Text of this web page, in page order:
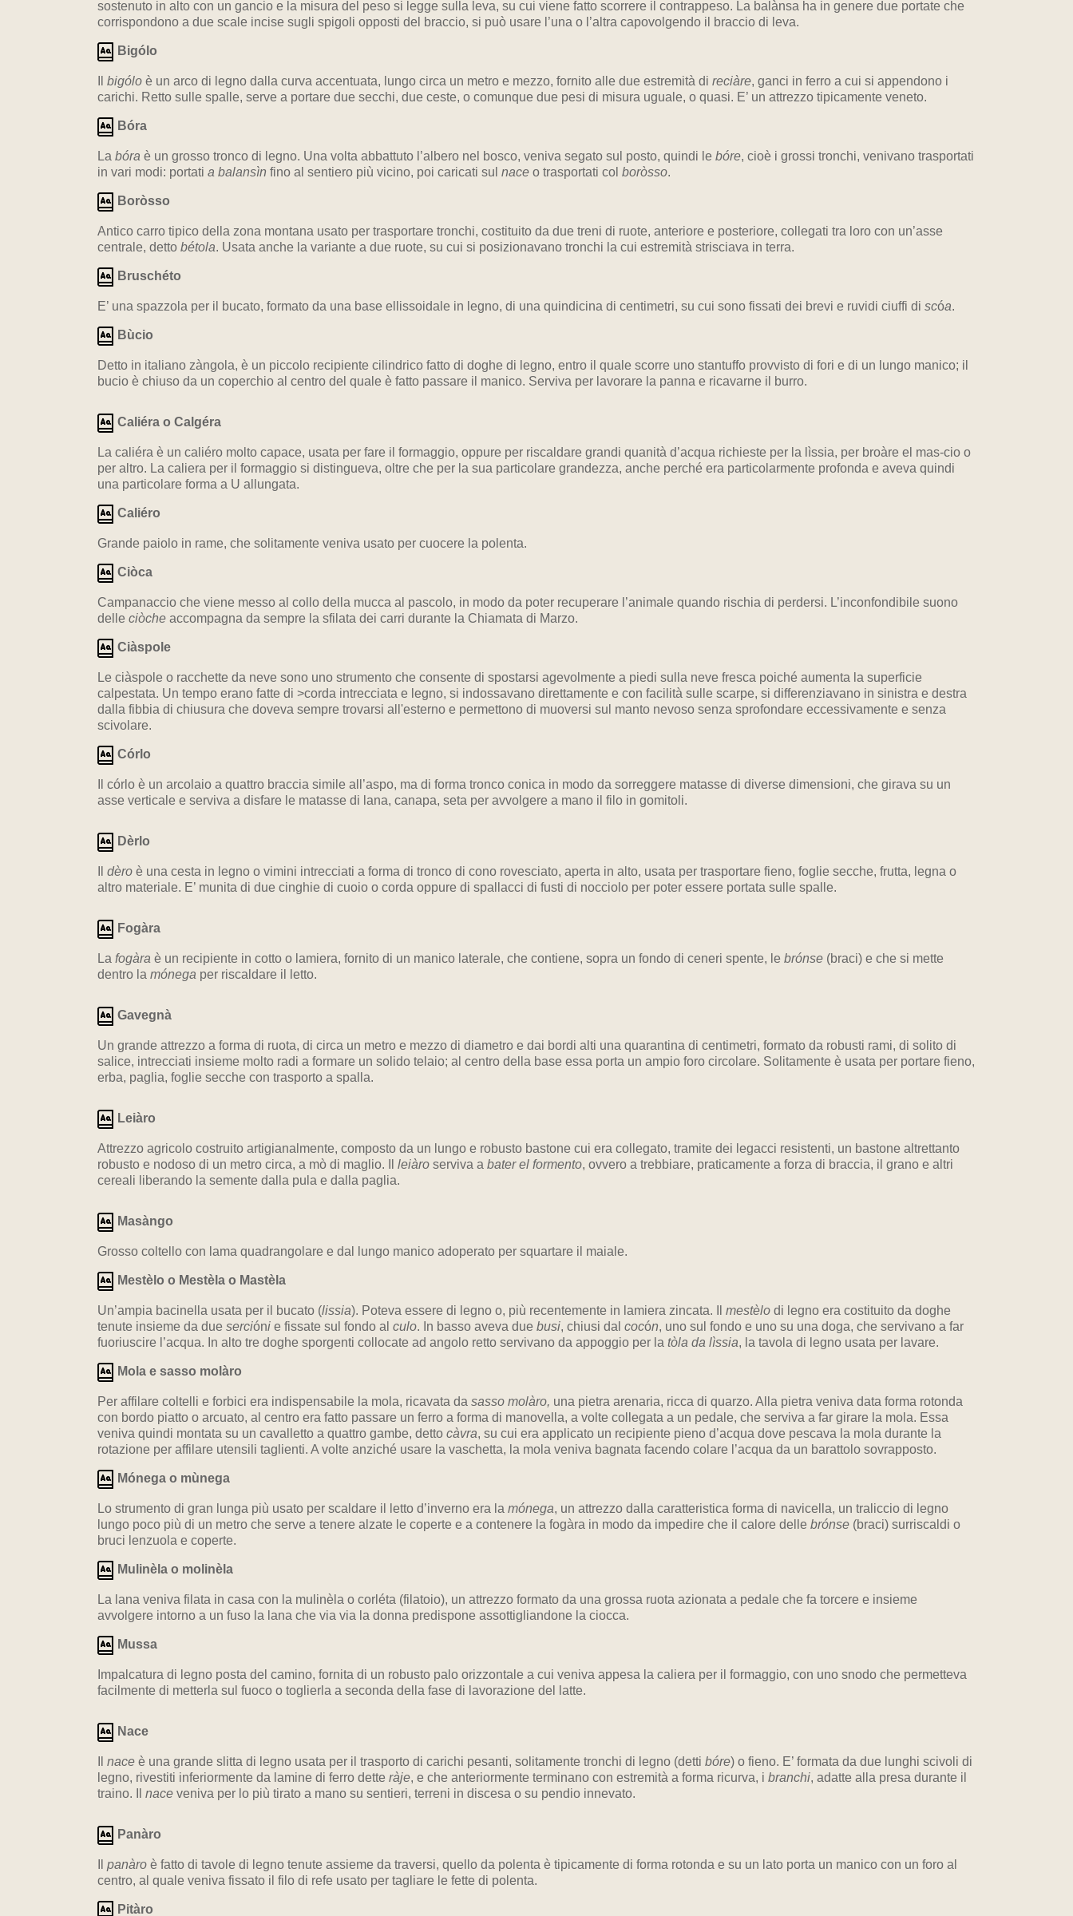
sostenuto in alto con un gancio e la misura del peso si legge sulla leva, su cui viene fatto scorrere il contrappeso. La balànsa ha in genere due portate che
corrispondono a due scale incise sugli spigoli opposti del braccio, si può usare l’una o l’altra capovolgendo il braccio di leva.
Bigólo
bigólo è un arco di legno dalla curva accentuata, lungo circa un metro e mezzo, fornito alle due estremità di reciàre, ganci in ferro a cui si appendono i
carichi. Retto sulle spalle, serve a portare due secchi, due ceste, o comunque due pesi di misura uguale, o quasi. E’ un attrezzo tipicamente veneto.
Bóra
La bóra è un grosso tronco di legno. Una volta abbattuto l’albero nel bosco, veniva segato sul posto, quindi le bóre, cioè i grossi tronchi, venivano trasportati
in vari modi: portati a balansìn fino al sentiero più vicino, poi caricati sul nace o trasportati col boròsso.
Boròsso
Antico carro tipico della zona montana usato per trasportare tronchi, costituito da due treni di ruote, anteriore e posteriore, collegati tra loro con un’asse
centrale, detto bétola. Usata anche la variante a due ruote, su cui si posizionavano tronchi la cui estremità strisciava in terra.
Bruschéto
E’ una spazzola per il bucato, formato da una base ellissoidale in legno, di una quindicina di centimetri, su cui sono fissati dei brevi e ruvidi ciuffi di scóa.
Bùcio
Detto in italiano zàngola, è un piccolo recipiente cilindrico fatto di doghe di legno, entro il quale scorre uno stantuffo provvisto di fori e di un lungo manico; il
bucio è chiuso da un coperchio al centro del quale è fatto passare il manico. Serviva per lavorare la panna e ricavarne il burro.
Caliéra o Calgéra
La caliéra è un caliéro molto capace, usata per fare il formaggio, oppure per riscaldare grandi quanità d’acqua richieste per la lìssia, per broàre el mas-cio o
per altro. La caliera per il formaggio si distingueva, oltre che per la sua particolare grandezza, anche perché era particolarmente profonda e aveva quindi
una particolare forma a U allungata.
Caliéro
Grande paiolo in rame, che solitamente veniva usato per cuocere la polenta.
Ciòca
Campanaccio che viene messo al collo della mucca al pascolo, in modo da poter recuperare l’animale quando rischia di perdersi. L’inconfondibile suono
delle ciòche accompagna da sempre la sfilata dei carri durante la Chiamata di Marzo.
Ciàspole
Le ciàspole o racchette da neve sono uno strumento che consente di spostarsi agevolmente a piedi sulla neve fresca poiché aumenta la superficie
calpestata. Un tempo erano fatte di >corda intrecciata e legno, si indossavano direttamente e con facilità sulle scarpe, si differenziavano in sinistra e destra
dalla fibbia di chiusura che doveva sempre trovarsi all'esterno e permettono di muoversi sul manto nevoso senza sprofondare eccessivamente e senza
scivolare.
Córlo
Il córlo è un arcolaio a quattro braccia simile all’aspo, ma di forma tronco conica in modo da sorreggere matasse di diverse dimensioni, che girava su un
asse verticale e serviva a disfare le matasse di lana, canapa, seta per avvolgere a mano il filo in gomitoli.
Dèrlo
dèro è una cesta in legno o vimini intrecciati a forma di tronco di cono rovesciato, aperta in alto, usata per trasportare fieno, foglie secche, frutta, legna o
altro materiale. E’ munita di due cinghie di cuoio o corda oppure di spallacci di fusti di nocciolo per poter essere portata sulle spalle.
Fogàra
La fogàra è un recipiente in cotto o lamiera, fornito di un manico laterale, che contiene, sopra un fondo di ceneri spente, le brónse (braci) e che si mette
dentro la mónega per riscaldare il letto.
Gavegnà
Un grande attrezzo a forma di ruota, di circa un metro e mezzo di diametro e dai bordi alti una quarantina di centimetri, formato da robusti rami, di solito di
salice, intrecciati insieme molto radi a formare un solido telaio; al centro della base essa porta un ampio foro circolare. Solitamente è usata per portare fieno,
erba, paglia, foglie secche con trasporto a spalla.
Leiàro
Attrezzo agricolo costruito artigianalmente, composto da un lungo e robusto bastone cui era collegato, tramite dei legacci resistenti, un bastone altrettanto
robusto e nodoso di un metro circa, a mò di maglio. Il leiàro serviva a bater el formento, ovvero a trebbiare, praticamente a forza di braccia, il grano e altri
cereali liberando la semente dalla pula e dalla paglia.
Masàngo
Grosso coltello con lama quadrangolare e dal lungo manico adoperato per squartare il maiale.
Mestèlo o Mestèla o Mastèla
Un’ampia bacinella usata per il bucato (lissia). Poteva essere di legno o, più recentemente in lamiera zincata. Il mestèlo di legno era costituito da doghe
tenute insieme da due sercióni e fissate sul fondo al culo. In basso aveva due busi, chiusi dal cocón, uno sul fondo e uno su una doga, che servivano a far
fuoriuscire l’acqua. In alto tre doghe sporgenti collocate ad angolo retto servivano da appoggio per la tòla da lìssia, la tavola di legno usata per lavare.
Mola e sasso molàro
Per affilare coltelli e forbici era indispensabile la mola, ricavata da sasso molàro, una pietra arenaria, ricca di quarzo. Alla pietra veniva data forma rotonda
con bordo piatto o arcuato, al centro era fatto passare un ferro a forma di manovella, a volte collegata a un pedale, che serviva a far girare la mola. Essa
veniva quindi montata su un cavalletto a quattro gambe, detto càvra, su cui era applicato un recipiente pieno d’acqua dove pescava la mola durante la
rotazione per affilare utensili taglienti. A volte anziché usare la vaschetta, la mola veniva bagnata facendo colare l’acqua da un barattolo sovrapposto.
Mónega o mùnega
Lo strumento di gran lunga più usato per scaldare il letto d’inverno era la mónega, un attrezzo dalla caratteristica forma di navicella, un traliccio di legno
lungo poco più di un metro che serve a tenere alzate le coperte e a contenere la fogàra in modo da impedire che il calore delle brónse (braci) surriscaldi o
bruci lenzuola e coperte.
Mulinèla o molinèla
La lana veniva filata in casa con la mulinèla o corléta (filatoio), un attrezzo formato da una grossa ruota azionata a pedale che fa torcere e insieme
avvolgere intorno a un fuso la lana che via via la donna predispone assottigliandone la ciocca.
Mussa
Impalcatura di legno posta del camino, fornita di un robusto palo orizzontale a cui veniva appesa la caliera per il formaggio, con uno snodo che permetteva
facilmente di metterla sul fuoco o toglierla a seconda della fase di lavorazione del latte.
Nace
nace è una grande slitta di legno usata per il trasporto di carichi pesanti, solitamente tronchi di legno (detti bóre) o fieno. E’ formata da due lunghi scivoli di
legno, rivestiti inferiormente da lamine di ferro dette ràje, e che anteriormente terminano con estremità a forma ricurva, i branchi, adatte alla presa durante il
traino. Il nace veniva per lo più tirato a mano su sentieri, terreni in discesa o su pendio innevato.
Panàro
panàro è fatto di tavole di legno tenute assieme da traversi, quello da polenta è tipicamente di forma rotonda e su un lato porta un manico con un foro al
centro, al quale veniva fissato il filo di refe usato per tagliare le fette di polenta.
Pitàro